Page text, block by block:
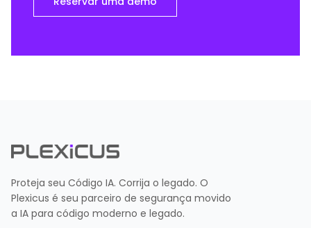
Proteja seu Código IA. Corrija o legado. O
Plexicus é seu parceiro de segurança movido
a IA para código moderno e legado.